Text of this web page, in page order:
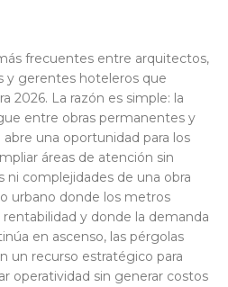
frecuentes entre arquitectos,
y gerentes hoteleros que
2026. La razón es simple: la
entre obras permanentes y
una oportunidad para los
áreas de atención sin
ni complejidades de una obra
urbano donde los metros
y donde la demanda
en ascenso, las pérgolas
un recurso estratégico para
operatividad sin generar costos